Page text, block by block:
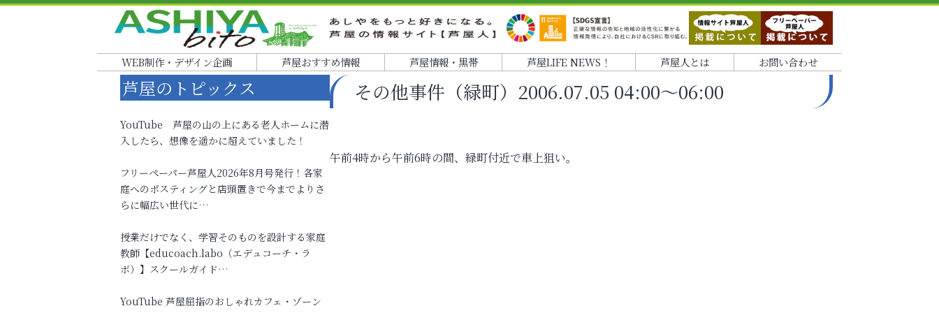
WEB制作・デザイン企画 芦屋おすすめ情報 芦屋情報・黒帯 芦屋LIFE NEWS！ 芦屋人とは お問い合わせ
その他事件（緑町）2006.07.05 04:00～06:00
午前4時から午前6時の間、緑町付近で車上狙い。
芦屋のトピックス
YouTube 芦屋の山の上にある老人ホームに潜
入したら、想像を遥かに超えていました！
フリーペーパー芦屋人2026年8月号発行！各家
庭へのポスティングと店頭置きで今までよりさ
らに幅広い世代に…
授業だけでなく、学習そのものを設計する家庭
教師【educoach.labo（エデュコーチ・ラ
ボ）】スクールガイド…
YouTube 芦屋屈指のおしゃれカフェ・ゾーン